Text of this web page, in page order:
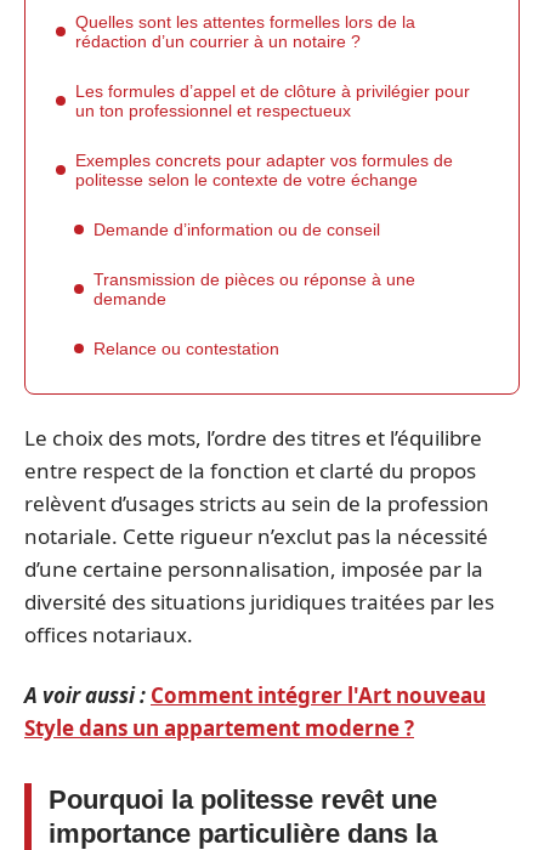
Quelles sont les attentes formelles lors de la
rédaction d’un courrier à un notaire ?
Les formules d’appel et de clôture à privilégier pour
un ton professionnel et respectueux
Exemples concrets pour adapter vos formules de
politesse selon le contexte de votre échange
Demande d’information ou de conseil
Transmission de pièces ou réponse à une
demande
Relance ou contestation
Le choix des mots, l’ordre des titres et l’équilibre
entre respect de la fonction et clarté du propos
relèvent d’usages stricts au sein de la profession
notariale. Cette rigueur n’exclut pas la nécessité
d’une certaine personnalisation, imposée par la
diversité des situations juridiques traitées par les
offices notariaux.
A voir aussi : Comment intégrer l'Art nouveau
Style dans un appartement moderne ?
Pourquoi la politesse revêt une
importance particulière dans la